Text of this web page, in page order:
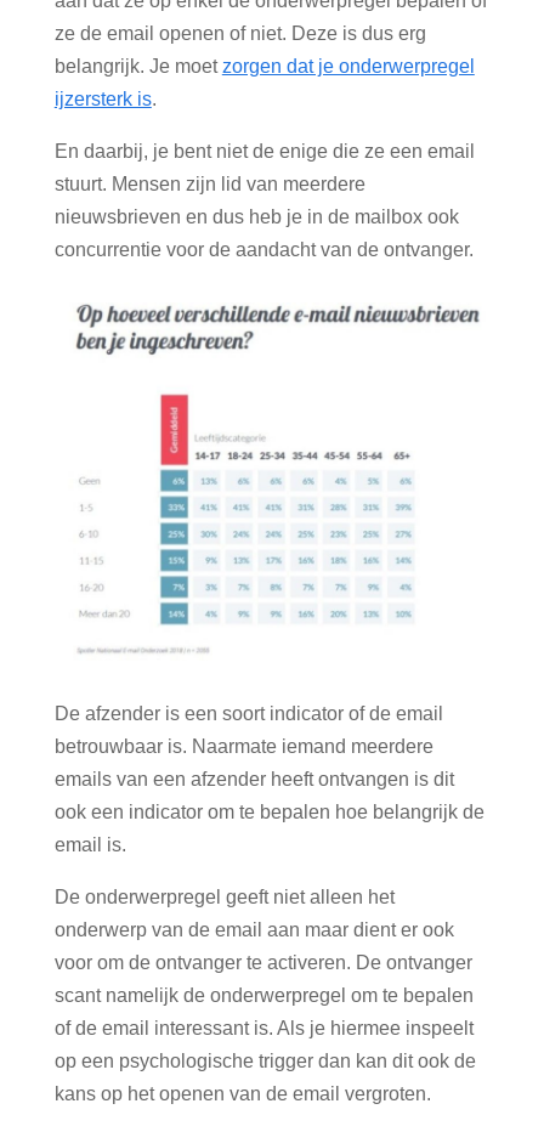
ze de email openen of niet. Deze is dus erg
belangrijk. Je moetzorgen dat je onderwerpregel
ijzersterk is.
En daarbij, je bent niet de enige die ze een email
stuurt. Mensen zijn lid van meerdere
nieuwsbrieven en dus heb je in de mailbox ook
concurrentie voor de aandacht van de ontvanger.
De afzender is een soort indicator of de email
betrouwbaar is. Naarmate iemand meerdere
emails van een afzender heeft ontvangen is dit
ook een indicator om te bepalen hoe belangrijk de
email is.
De onderwerpregel geeft niet alleen het
onderwerp van de email aan maar dient er ook
voor om de ontvanger te activeren. De ontvanger
scant namelijk de onderwerpregel om te bepalen
of de email interessant is. Als je hiermee inspeelt
op een psychologische trigger dan kan dit ook de
kans op het openen van de email vergroten.